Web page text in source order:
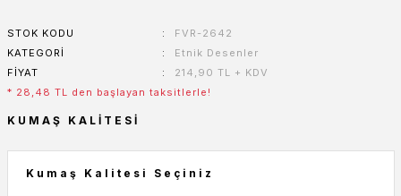
STOK KODU
FVR-2642
KATEGORI
Etnik Desenler
FIYAT
214,90 TL + KDV
* 28,48 TL den başlayan taksitlerle!
KUMAŞ KALITESI